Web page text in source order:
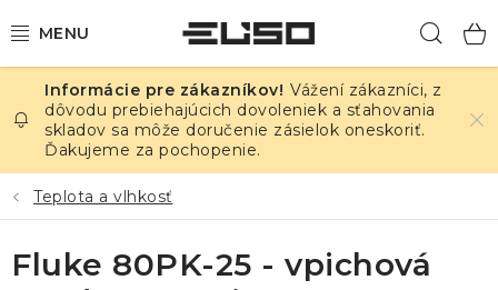
na
ELEKTRINA
TEPLOTA A VLHKOSŤ
TLAK A ÚNIKY
ZÁZNAMNÍKY
Vážení zákazníci, z
dôvodu prebiehajúcich dovoleniek a sťahovania
skladov sa môže doručenie zásielok oneskoriť.
Ďakujeme za pochopenie.
Teplota a vlhkosť
Fluke 80PK-25 - vpichová